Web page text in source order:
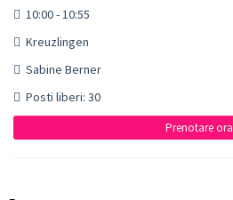
10:00 - 10:55
Kreuzlingen
Sabine Berner
Posti liberi: 30
Prenotare ora